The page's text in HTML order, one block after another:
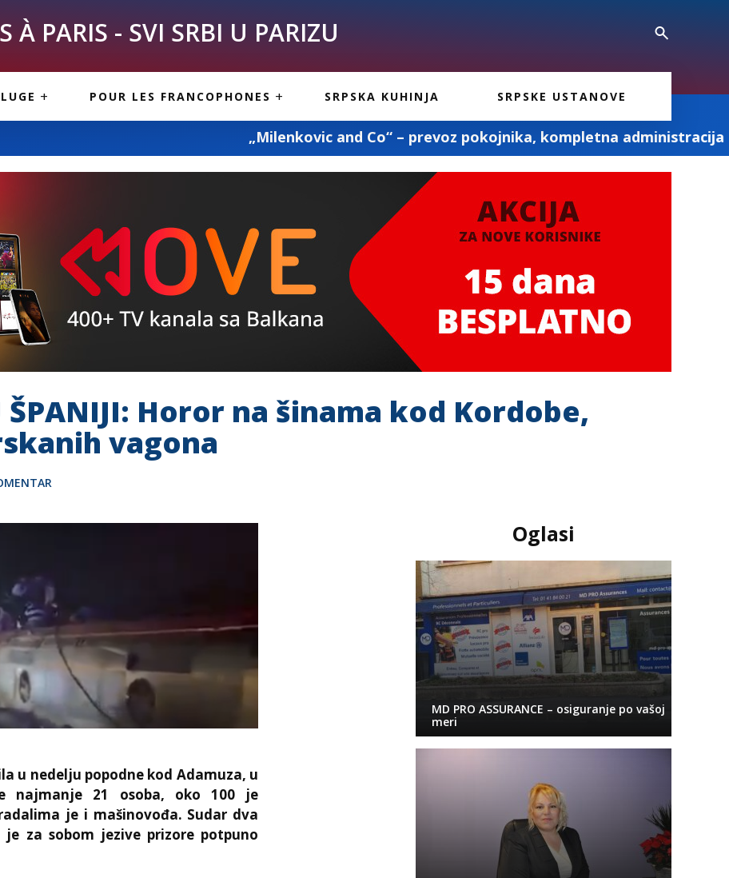
À PARIS - SVI SRBI U PARIZU
POUR LES FRANCOPHONES
PARIS
CUISINE SERBE
SRPSKA KUHINJA SRPSKE USTANOVE
„Milenkovic and Co“ – prevoz pokojnika, kompletna administracija i ostale
ŠPANIJI: Horor na šinama kod Kordobe,
vagona
u nedelju popodne kod Adamuza, u
najmanje 21 osoba, oko 100 je
je i mašinovođa. Sudar dva
za sobom jezive prizore potpuno
Oglasi
MD PRO ASSURANCE – osiguranje po vašoj
meri